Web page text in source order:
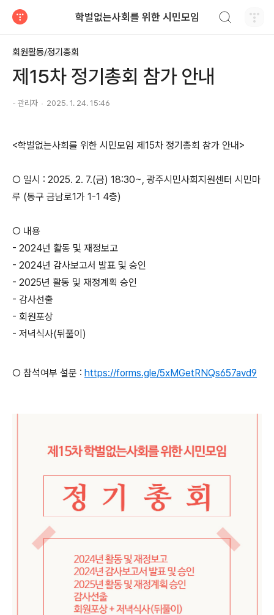
학벌없는사회를 위한 시민모임
회원활동/정기총회
제15차 정기총회 참가 안내
- 관리자 2025. 1. 24. 15:46
<학벌없는사회를 위한 시민모임 제15차 정기총회 참가 안내>
○ 일시 : 2025. 2. 7.(금) 18:30~, 광주시민사회지원센터 시민마
루 (동구 금남로1가 1-1 4층)
○ 내용
- 2024년 활동 및 재정보고
- 2024년 감사보고서 발표 및 승인
- 2025년 활동 및 재정계획 승인
- 감사선출
- 회원포상
- 저녁식사(뒤풀이)
○ 참석여부 설문 : https://forms.gle/5xMGetRNQs657avd9